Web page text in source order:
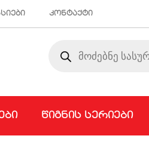
კონტაქტი
წიგნის სერიები